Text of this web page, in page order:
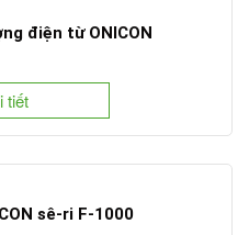
điện từ ONICON
tiết
sê-ri F-1000